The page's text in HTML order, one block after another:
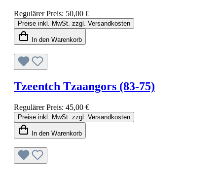
Regulärer Preis: 50,00 €
Preise inkl. MwSt. zzgl. Versandkosten
In den Warenkorb
Tzeentch Tzaangors (83-75)
Regulärer Preis: 45,00 €
Preise inkl. MwSt. zzgl. Versandkosten
In den Warenkorb